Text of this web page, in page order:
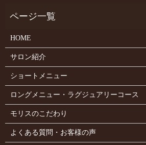
HOME
サロン紹介
ショートメニュー
ロングメニュー・ラグジュアリーコース
モリスのこだわり
よくある質問・お客様の声